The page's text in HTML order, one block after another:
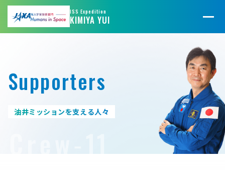
ISS Expedition
KIMIYA YUI
Supporters
油井ミッションを支える人々